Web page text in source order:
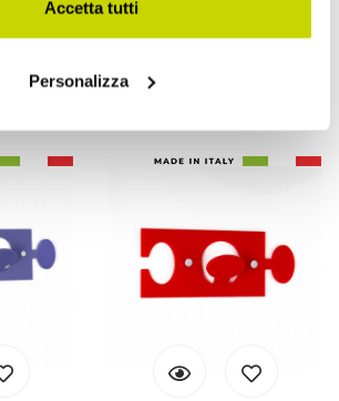
Accetta tutti
Personalizza€ 89,60